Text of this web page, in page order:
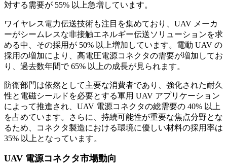
対する需要が 55% 以上急増しています。
ワイヤレス電力伝送技術も注目を集めており、UAV メーカ
ーがシームレスな非接触エネルギー伝送ソリューションを求
める中、その採用が 50% 以上増加しています。電動 UAV の
採用の増加により、高電圧電源コネクタの需要が増加してお
り、過去数年間で 65% 以上の成長が見られます。
防衛部門は依然として主要な消費者であり、強化された耐久
性と電磁シールドを必要とする軍用 UAV アプリケーション
によって推進され、UAV 電源コネクタの総需要の 40% 以上
を占めています。さらに、持続可能性が重要な焦点分野とな
るため、コネクタ製造における環境に優しい材料の採用率は
35% 以上となっています。
UAV 電源コネクタ市場動向